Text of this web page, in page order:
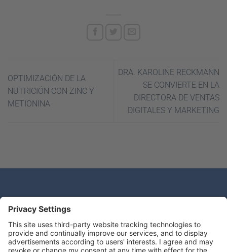
OPTIMIZACIÓN DE LA
NUTRICIÓN CON ZINC Y
METIONINA
DRA. KAROLINE RECKMANN
SE CONVIERTE EN LA
DIRECTORA DE VENTAS
DIGITALES Y MARKETING
¿Tiene alguna pregunta?
Deseamos escuchar de usted.